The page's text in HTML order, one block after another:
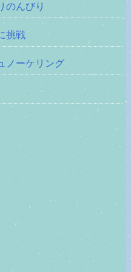
のんびり
挑戦
ノーケリング